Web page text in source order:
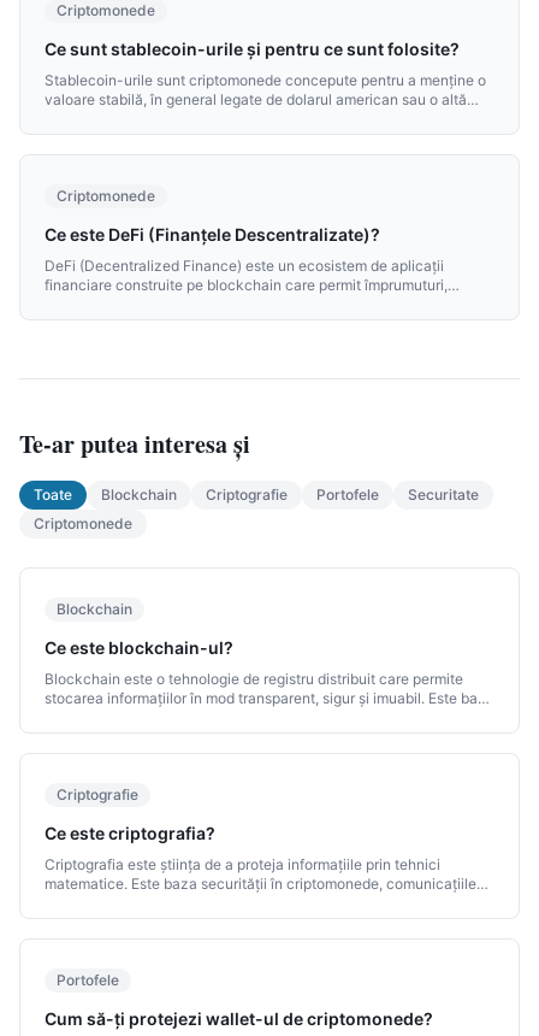
Criptomonede
Ce sunt stablecoin-urile și pentru ce sunt folosite?
Stablecoin-urile sunt criptomonede concepute pentru a menține o
valoare stabilă, în general legate de dolarul american sau o altă
Criptomonede
Ce este DeFi (Finanțele Descentralizate)?
DeFi (Decentralized Finance) este un ecosistem de aplicații
financiare construite pe blockchain care permit împrumuturi,
tradiționali.
Te-ar putea interesa și
Toate Blockchain Criptografie Portofele
Securitate
Criptomonede
Blockchain
Ce este blockchain-ul?
Blockchain este o tehnologie de registru distribuit care permite
stocarea informațiilor în mod transparent, sigur și imuabil. Este baza
Criptografie
Ce este criptografia?
Criptografia este știința de a proteja informațiile prin tehnici
matematice. Este baza securității în criptomonede, comunicațiile
Portofele
Cum să-ți protejezi wallet-ul de criptomonede?